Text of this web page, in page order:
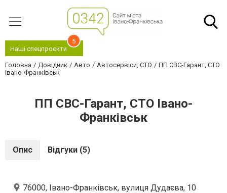
Наші спецпроєкти
5
Головна Довідник Авто Автосервіси, СТО
ПП СВС-Гарант, СТО
Івано-Франківськ
ПП СВС-Гарант, СТО Івано-
Франківськ
Опис Відгуки (5)
76000, Івано-Франківськ, вулиця Дудаєва, 10